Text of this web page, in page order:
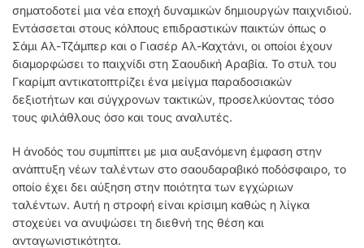
σηματοδοτεί μια νέα εποχή δυναμικών δημιουργών παιχνιδιού.
Εντάσσεται στους κόλπους επιδραστικών παικτών όπως ο
Σάμι Αλ-Τζάμπερ και ο Γιασέρ Αλ-Καχτάνι, οι οποίοι έχουν
διαμορφώσει το παιχνίδι στη Σαουδική Αραβία. Το στυλ του
Γκαρίμπ αντικατοπτρίζει ένα μείγμα παραδοσιακών
δεξιοτήτων και σύγχρονων τακτικών, προσελκύοντας τόσο
τους φιλάθλους όσο και τους αναλυτές.
Η άνοδός του συμπίπτει με μια αυξανόμενη έμφαση στην
ανάπτυξη νέων ταλέντων στο σαουδαραβικό ποδόσφαιρο, το
οποίο έχει δει αύξηση στην ποιότητα των εγχώριων
ταλέντων. Αυτή η στροφή είναι κρίσιμη καθώς η λίγκα
στοχεύει να ανυψώσει τη διεθνή της θέση και
ανταγωνιστικότητα.